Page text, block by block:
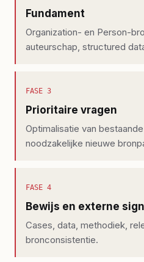
Fundament
Organization- en Person-
auteurschap, structured
FASE 3
Prioritaire vragen
Optimalisatie van
noodzakelijke nieuwe
FASE 4
Bewijs en externe
Cases, data, methodiek,
bronconsistentie.